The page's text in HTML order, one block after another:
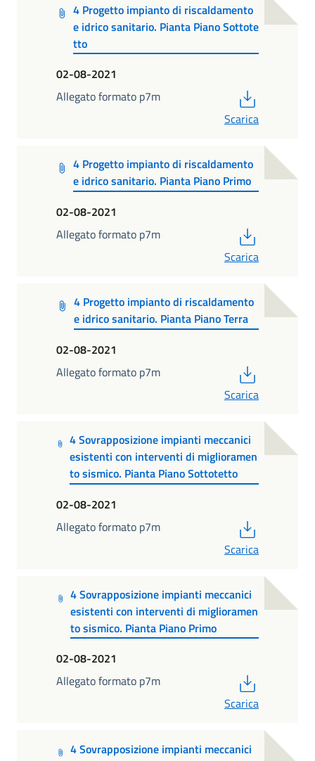
4 Progetto impianto di riscaldamento
e idrico sanitario. Pianta Piano Sottote
tto
02-08-2021
Allegato formato p7m
Scarica
4 Progetto impianto di riscaldamento
e idrico sanitario. Pianta Piano Primo
02-08-2021
Allegato formato p7m
Scarica
4 Progetto impianto di riscaldamento
e idrico sanitario. Pianta Piano Terra
02-08-2021
Allegato formato p7m
Scarica
4 Sovrapposizione impianti meccanici
esistenti con interventi di miglioramen
to sismico. Pianta Piano Sottotetto
02-08-2021
Allegato formato p7m
Scarica
4 Sovrapposizione impianti meccanici
esistenti con interventi di miglioramen
to sismico. Pianta Piano Primo
02-08-2021
Allegato formato p7m
Scarica
4 Sovrapposizione impianti meccanici